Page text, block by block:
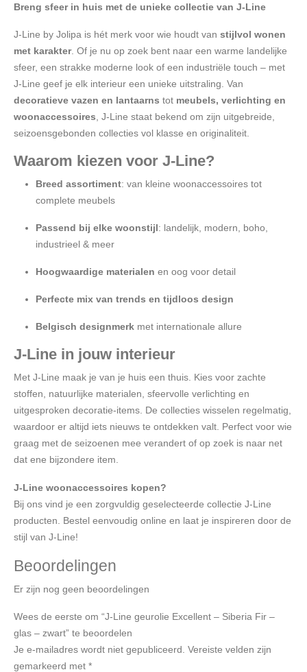
Breng sfeer in huis met de unieke collectie van J-Line
J-Line by Jolipa is hét merk voor wie houdt van stijlvol wonen
met karakter. Of je nu op zoek bent naar een warme landelijke
sfeer, een strakke moderne look of een industriële touch – met
J-Line geef je elk interieur een unieke uitstraling. Van
decoratieve vazen en lantaarns tot meubels, verlichting en
woonaccessoires , J-Line staat bekend om zijn uitgebreide,
seizoensgebonden collecties vol klasse en originaliteit.
Waarom kiezen voor J-Line?
Breed assortiment: van kleine woonaccessoires tot
complete meubels
Passend bij elke woonstijl: landelijk, modern, boho,
industrieel & meer
Hoogwaardige materialen en oog voor detail
Perfecte mix van trends en tijdloos design
Belgisch designmerk met internationale allure
J-Line in jouw interieur
Met J-Line maak je van je huis een thuis. Kies voor zachte
stoffen, natuurlijke materialen, sfeervolle verlichting en
uitgesproken decoratie-items. De collecties wisselen regelmatig,
waardoor er altijd iets nieuws te ontdekken valt. Perfect voor wie
graag met de seizoenen mee verandert of op zoek is naar net
dat ene bijzondere item.
J-Line woonaccessoires kopen?
Bij ons vind je een zorgvuldig geselecteerde collectie J-Line
producten. Bestel eenvoudig online en laat je inspireren door de
stijl van J-Line!
Beoordelingen
Er zijn nog geen beoordelingen
Wees de eerste om “J-Line geurolie Excellent – Siberia Fir –
glas – zwart” te beoordelen
Je e-mailadres wordt niet gepubliceerd. Vereiste velden zijn
gemarkeerd met *